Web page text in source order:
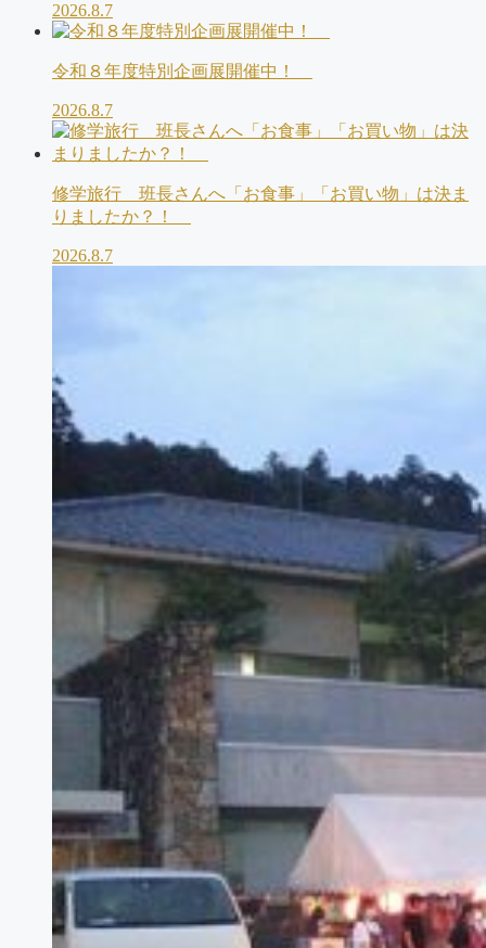
2026.8.7
令和８年度特別企画展開催中！
2026.8.7
修学旅行 班長さんへ「お食事」「お買い物」は決ま
りましたか？！
2026.8.7